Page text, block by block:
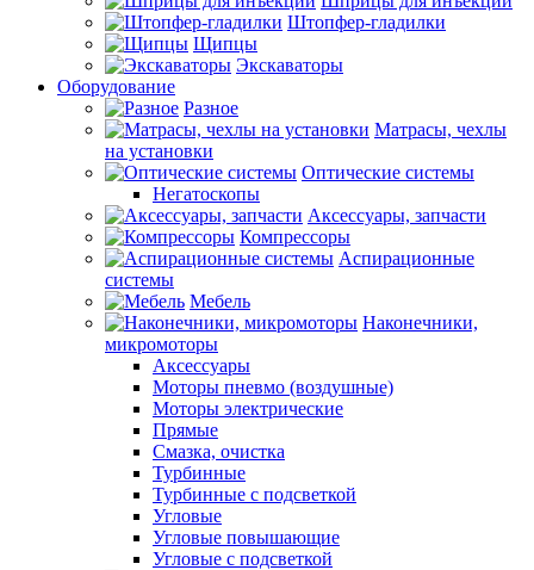
Штопфер-гладилки
Щипцы
Экскаваторы
Оборудование
Разное
Матрасы, чехлы
на установки
Оптические системы
Негатоскопы
Аксессуары, запчасти
Компрессоры
Аспирационные
системы
Мебель
Наконечники,
микромоторы
Аксессуары
Моторы пневмо (воздушные)
Моторы электрические
Прямые
Смазка, очистка
Турбинные
Турбинные с подсветкой
Угловые
Угловые повышающие
Угловые с подсветкой